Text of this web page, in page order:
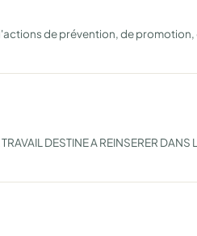
de prévention, de
DESTINE A REINSERER DANS